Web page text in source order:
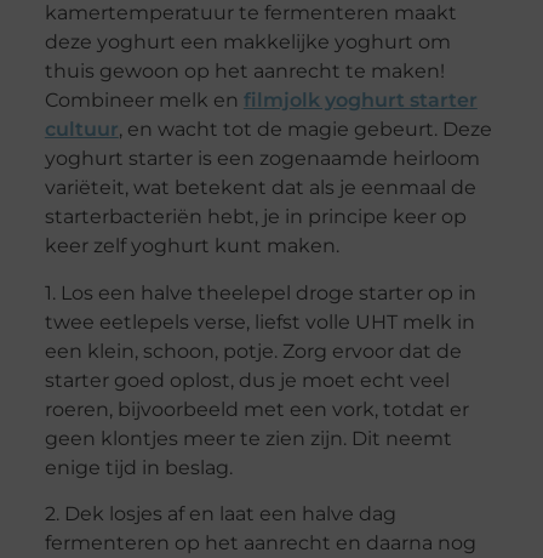
kamertemperatuur te fermenteren maakt
deze yoghurt een makkelijke yoghurt om
thuis gewoon op het aanrecht te maken!
Combineer melk en filmjolk yoghurt starter
cultuur, en wacht tot de magie gebeurt. Deze
yoghurt starter is een zogenaamde heirloom
variëteit, wat betekent dat als je eenmaal de
starterbacteriën hebt, je in principe keer op
keer zelf yoghurt kunt maken.
1. Los een halve theelepel droge starter op in
twee eetlepels verse, liefst volle UHT melk in
een klein, schoon, potje. Zorg ervoor dat de
starter goed oplost, dus je moet echt veel
roeren, bijvoorbeeld met een vork, totdat er
geen klontjes meer te zien zijn. Dit neemt
enige tijd in beslag.
2. Dek losjes af en laat een halve dag
fermenteren op het aanrecht en daarna nog